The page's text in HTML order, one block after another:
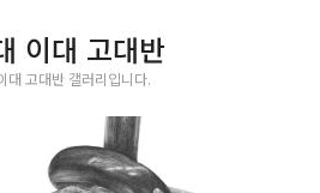
이대 고대반
대 고대반 갤러리입니다.